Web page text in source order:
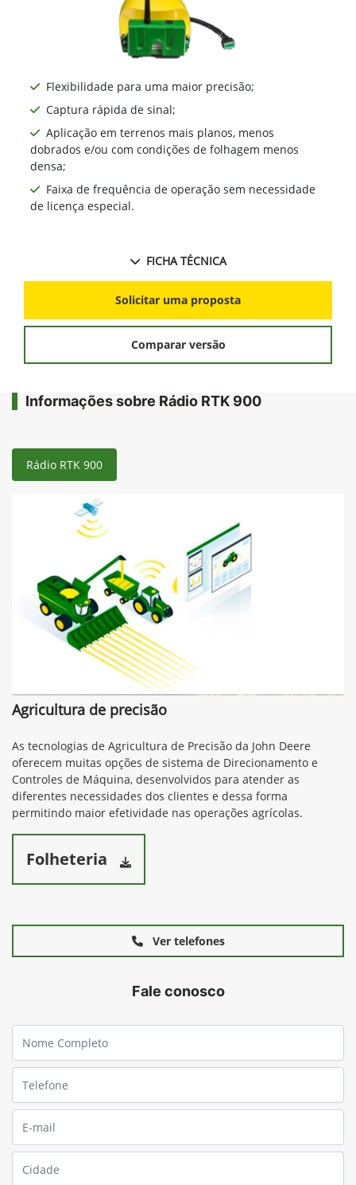
Flexibilidade para uma maior precisão;
Captura rápida de sinal;
Aplicação em terrenos mais planos, menos
dobrados e/ou com condições de folhagem menos
densa;
Faixa de frequência de operação sem necessidade
de licença especial.
FICHA TÉCNICA
Solicitar uma proposta
Comparar versão
Informações sobre Rádio RTK 900
Rádio RTK 900
Agricultura de precisão
As tecnologias de Agricultura de Precisão da John Deere
oferecem muitas opções de sistema de Direcionamento e
Controles de Máquina, desenvolvidos para atender as
diferentes necessidades dos clientes e dessa forma
permitindo maior efetividade nas operações agrícolas.
Folheteria
Ver telefones
Fale conosco